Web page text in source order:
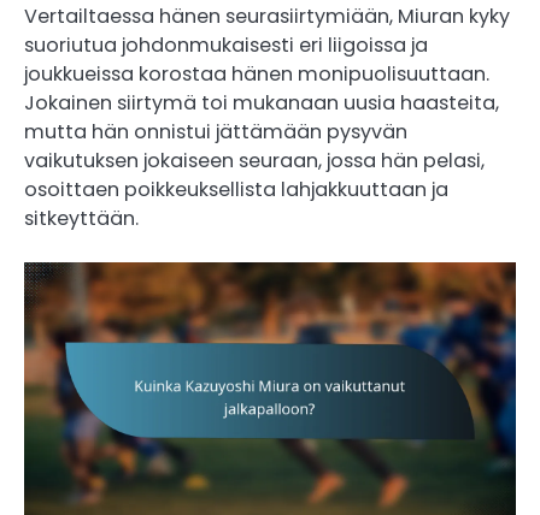
Vertailtaessa hänen seurasiirtymiään, Miuran kyky
suoriutua johdonmukaisesti eri liigoissa ja
joukkueissa korostaa hänen monipuolisuuttaan.
Jokainen siirtymä toi mukanaan uusia haasteita,
mutta hän onnistui jättämään pysyvän
vaikutuksen jokaiseen seuraan, jossa hän pelasi,
osoittaen poikkeuksellista lahjakkuuttaan ja
sitkeyttään.